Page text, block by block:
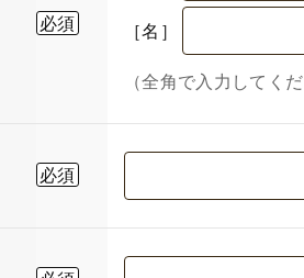
［名］
（全角で入力してくだ